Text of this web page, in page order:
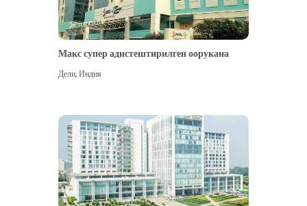
Макс супер адистештирилген оорукана
Дели,Индия